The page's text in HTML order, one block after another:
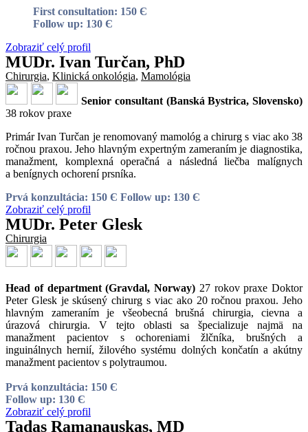
First consultation: 150 Є
Follow up: 130 Є
Zobraziť celý profil
MUDr. Ivan Turčan, PhD
Chirurgia, Klinická onkológia, Mamológia
Senior consultant (Banská Bystrica, Slovensko)
38 rokov praxe
Primár Ivan Turčan je renomovaný mamológ a chirurg s viac ako 38
ročnou praxou. Jeho hlavným expertným zameraním je diagnostika,
manažment, komplexná operačná a následná liečba malígnych
a benígnych ochorení prsníka.
Prvá konzultácia: 150 Є Follow up: 130 Є
Zobraziť celý profil
MUDr. Peter Glesk
Chirurgia
Head of department (Gravdal, Norway) 27 rokov praxe Doktor
Peter Glesk je skúsený chirurg s viac ako 20 ročnou praxou. Jeho
hlavným zameraním je všeobecná brušná chirurgia, cievna a
úrazová chirurgia. V tejto oblasti sa špecializuje najmä na
manažment pacientov s ochoreniami žlčníka, brušných a
inguinálnych hernií, žilového systému dolných končatín a akútny
manažment pacientov s polytraumou.
Prvá konzultácia: 150 Є
Follow up: 130 Є
Zobraziť celý profil
Tadas Ramanauskas, MD